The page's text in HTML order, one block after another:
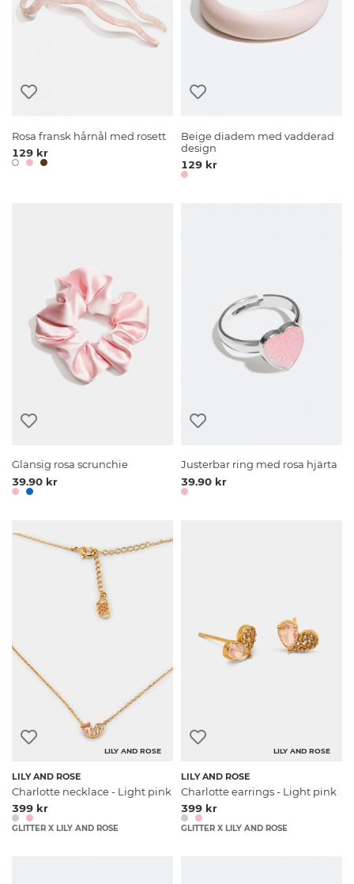
Rosa fransk hårnål med rosett
129 kr
Beige diadem med vadderad
design
129 kr
Glansig rosa scrunchie
39.90 kr
Justerbar ring med rosa hjärta
39.90 kr
LILY AND ROSE
LILY AND ROSE
Charlotte necklace - Light pink
399 kr
GLITTER X LILY AND ROSE
LILY AND ROSE
LILY AND ROSE
Charlotte earrings - Light pink
399 kr
GLITTER X LILY AND ROSE